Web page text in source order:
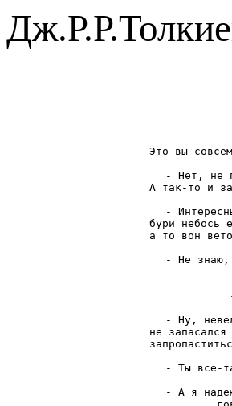
Это вы
- Нет, не
А так-то и
-
бури небось
а то вон
- Не
- Ну,
не
- Ты все-
- А я